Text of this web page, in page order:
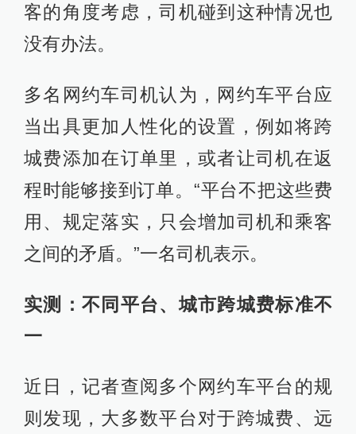
客的角度考虑，司机碰到这种情况也
没有办法。
多名网约车司机认为，网约车平台应
当出具更加人性化的设置，例如将跨
城费添加在订单里，或者让司机在返
程时能够接到订单。“平台不把这些费
用、规定落实，只会增加司机和乘客
之间的矛盾。”一名司机表示。
实测：不同平台、城市跨城费标准不
一
近日，记者查阅多个网约车平台的规
则发现，大多数平台对于跨城费、远